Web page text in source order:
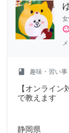
class 趣味・習い事
【オンライ
で教えます
静岡県